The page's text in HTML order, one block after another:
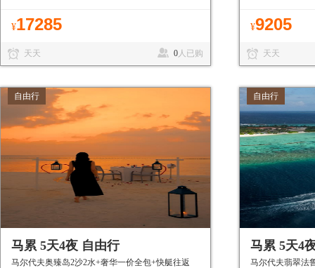
¥17285
天天 0人已购
¥9205
天天
自由行
马累 5天4夜 自由行
马尔代夫奥臻岛2沙2水+奢华一价全包+快艇往返
自由行
马累 5天4
马尔代夫翡翠法